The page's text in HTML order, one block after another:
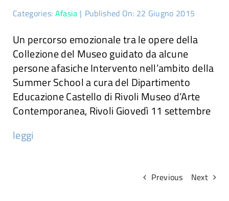
Salute sessuale
Attività
Ricerche
Categories: Afasia | Published On: 22 Giugno 2015
Un percorso emozionale tra le opere della
Collezione del Museo guidato da alcune
persone afasiche Intervento nell’ambito della
Summer School a cura del Dipartimento
Educazione Castello di Rivoli Museo d’Arte
Contemporanea, Rivoli Giovedì 11 settembre
leggi
Previous Next